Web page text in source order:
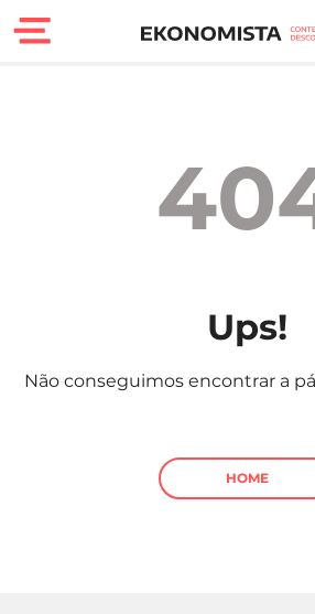
Carreira
Sociedade
Negócios
Ups!
Não conseguimos encontrar a
HOME